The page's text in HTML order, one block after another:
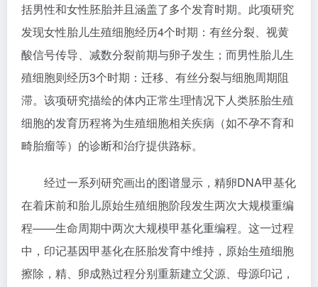
括男性和女性胚胎并且涵盖了多个发育时期。此项研究
发现女性胎儿生殖细胞经历4个时期：有丝分裂、视黄
酸信号传导、减数分裂前期与卵子发生；而男性胎儿生
殖细胞则经历3个时期：迁移、有丝分裂与细胞周期阻
滞。该项研究描绘的体内正常生理情况下人类胚胎生殖
细胞的发育历程将为生殖细胞相关疾病（如不孕不育和
畸胎瘤等）的诊断和治疗提供路标。
经过一系列研究画出的图谱显示，精卵DNA甲基化
在着床前和胎儿原始生殖细胞阶段发生两次大规模重编
程——生命周期中两次大规模甲基化重编程。这一过程
中，印记基因甲基化在胚胎发育中维持，原始生殖细胞
擦除，精、卵成熟过程分别重新建立父源、母源印记，